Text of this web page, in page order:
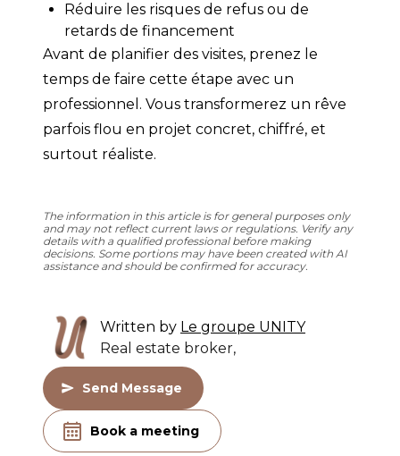
Réduire les risques de refus ou de
retards de financement
Avant de planifier des visites, prenez le
temps de faire cette étape avec un
professionnel. Vous transformerez un rêve
parfois flou en projet concret, chiffré, et
surtout réaliste.
The information in this article is for general purposes only
and may not reflect current laws or regulations. Verify any
details with a qualified professional before making
decisions. Some portions may have been created with AI
assistance and should be confirmed for accuracy.
Written by Le groupe UNITY
Real estate broker,
Send Message
Book a meeting